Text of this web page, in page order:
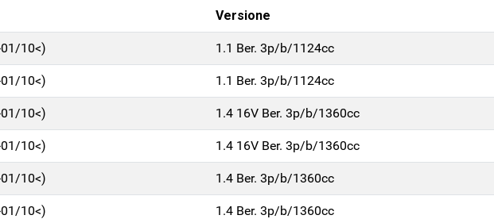
Versione
10<) 1.1 Ber. 3p/b/1124cc
10<) 1.1 Ber. 3p/b/1124cc
10<) 1.4 16V Ber. 3p/b/1360cc
10<) 1.4 16V Ber. 3p/b/1360cc
10<) 1.4 Ber. 3p/b/1360cc
10<) 1.4 Ber. 3p/b/1360cc